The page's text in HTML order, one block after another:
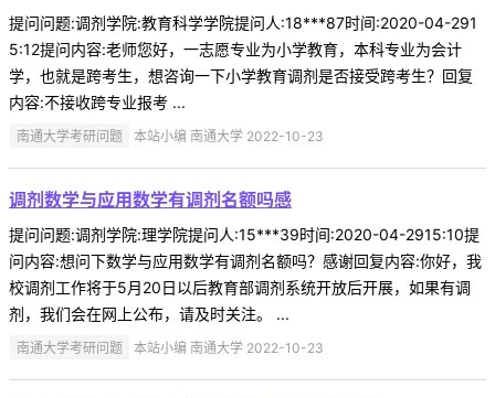
提问问题:调剂学院:教育科学学院提问人:18***87时间:2020-04-291
5:12提问内容:老师您好，一志愿专业为小学教育，本科专业为会计
学，也就是跨考生，想咨询一下小学教育调剂是否接受跨考生？回复
内容:不接收跨专业报考 ...
南通大学考研问题 本站小编 南通大学 2022-10-23
调剂数学与应用数学有调剂名额吗感
提问问题:调剂学院:理学院提问人:15***39时间:2020-04-2915:10提
问内容:想问下数学与应用数学有调剂名额吗？感谢回复内容:你好，我
校调剂工作将于5月20日以后教育部调剂系统开放后开展，如果有调
剂，我们会在网上公布，请及时关注。 ...
南通大学考研问题 本站小编 南通大学 2022-10-23